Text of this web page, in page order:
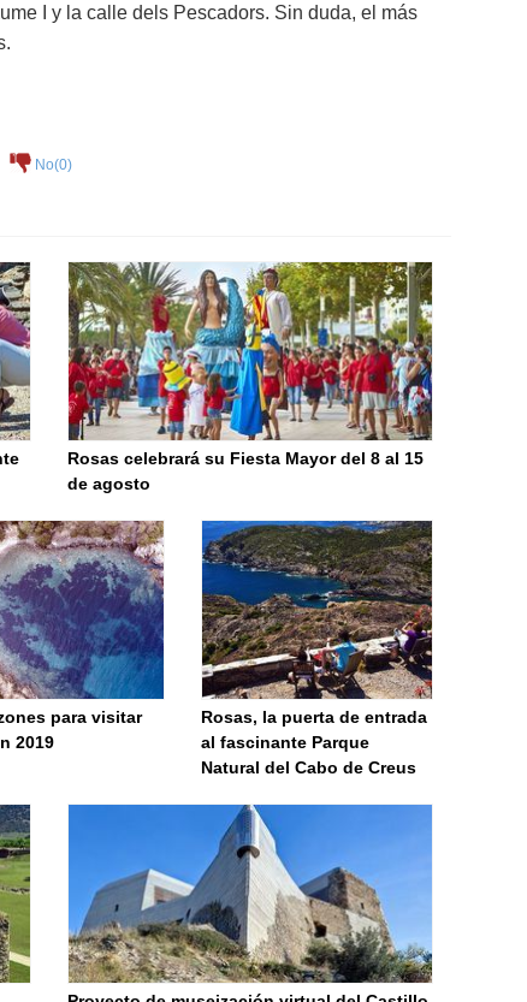
I y la calle dels Pescadors. Sin duda, el más
No(0)
Rosas celebrará su Fiesta Mayor del 8 al 15
de agosto
para visitar
2019
Rosas, la puerta de entrada
al fascinante Parque
Natural del Cabo de Creus